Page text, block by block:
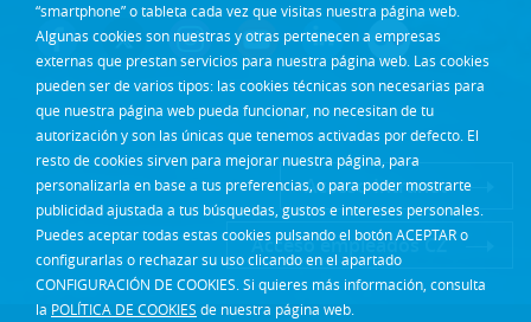
“smartphone” o tableta cada vez que visitas nuestra página web.
Algunas cookies son nuestras y otras pertenecen a empresas
externas que prestan servicios para nuestra página web. Las cookies
pueden ser de varios tipos: las cookies técnicas son necesarias para
que nuestra página web pueda funcionar, no necesitan de tu
autorización y son las únicas que tenemos activadas por defecto. El
resto de cookies sirven para mejorar nuestra página, para
personalizarla en base a tus preferencias, o para poder mostrarte
publicidad ajustada a tus búsquedas, gustos e intereses personales.
Puedes aceptar todas estas cookies pulsando el botón ACEPTAR o
configurarlas o rechazar su uso clicando en el apartado
CONFIGURACIÓN DE COOKIES. Si quieres más información, consulta
la POLÍTICA DE COOKIES de nuestra página web.
Acceso Intranet
Acceso empleados CZ